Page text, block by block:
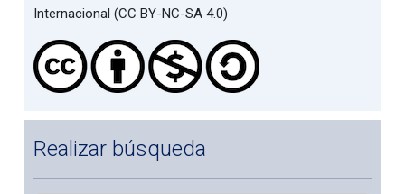
Internacional (CC BY-NC-SA 4.0)
Realizar búsqueda